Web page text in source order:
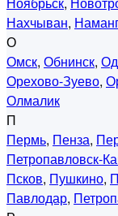
Нахчыван,
О
Омск, Обнинск,
Орехово-Зуево,
Олмалик
П
Пермь, Пенза,
Петропавловск-
Псков, Пушкино,
Павлодар,